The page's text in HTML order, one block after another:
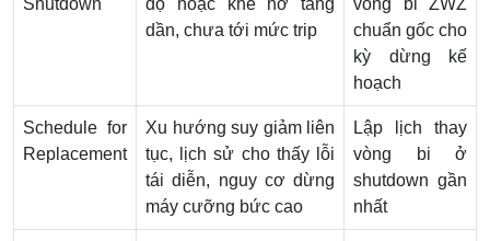
Shutdown
độ hoặc khe hở tăng
dần, chưa tới mức trip
vòng bi ZWZ
chuẩn gốc cho
kỳ dừng kế
hoạch
Schedule for
Replacement
Xu hướng suy giảm liên
tục, lịch sử cho thấy lỗi
tái diễn, nguy cơ dừng
máy cưỡng bức cao
Lập lịch thay
vòng bi ở
shutdown gần
nhất